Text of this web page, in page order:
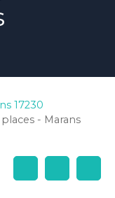
17230
- Marans